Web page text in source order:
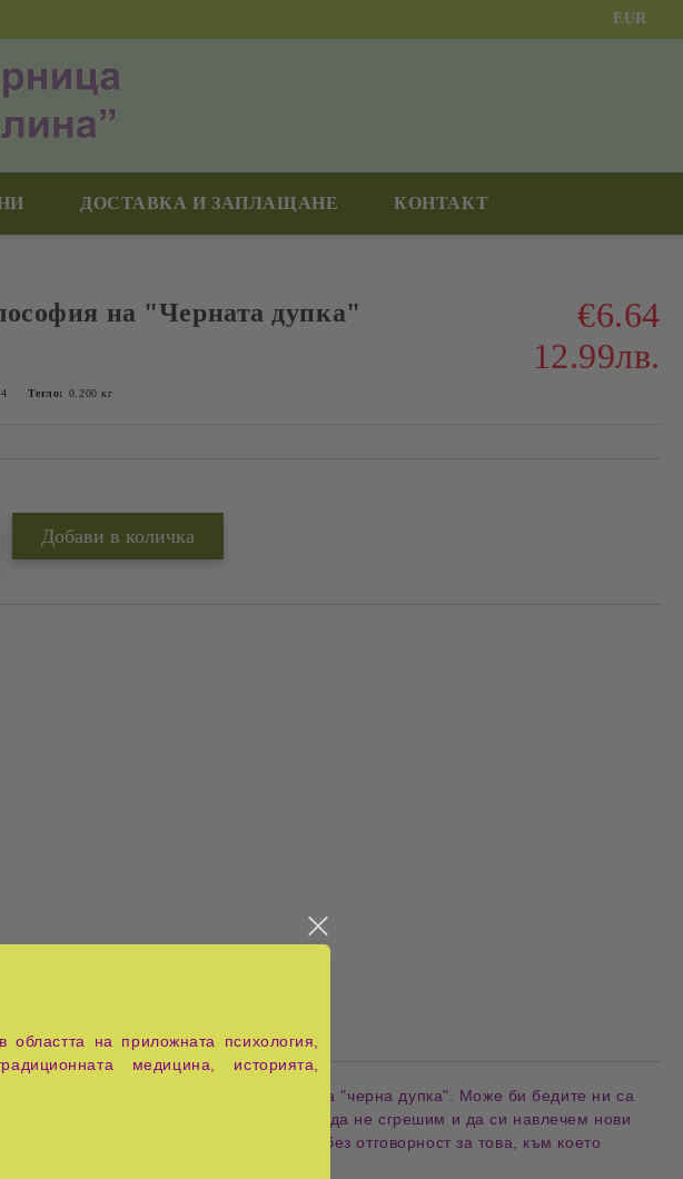
EUR
ДОСТАВКА И ЗАПЛАЩАНЕ КОНТАКТ
на "Черната дупка"
€6.64
12.99лв.
Тегло: 0.200 кг
на зле, че е попаднал в прословутата "черна дупка". Може би бедите ни са
на постоянно безпокойство и страх да не сгрешим и да си навлечем нови
живот без страхове и безпокойства, без отговорност за това, към което
се сравняваме с тях.
на приложната психология,
медицина, историята,